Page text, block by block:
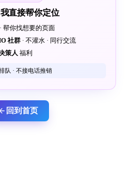
我直接帮你定位
帮你找想要的页面
社群 · 不灌水 · 同行交流
策人 福利
队 · 不接电话推销
回到首页